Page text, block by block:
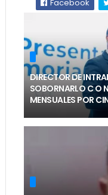
Facebook
DIRECTOR DE
SOBORNARLO C O
MENSUALES POR